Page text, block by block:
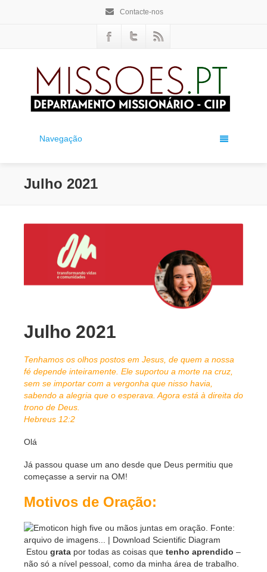
Contacte-nos
Navegação
Julho 2021
Julho 2021
Tenhamos os olhos postos em Jesus, de quem a nossa
fé depende inteiramente. Ele suportou a morte na cruz,
sem se importar com a vergonha que nisso havia,
sabendo a alegria que o esperava. Agora está à direita do
trono de Deus.
Hebreus 12:2
Olá
Já passou quase um ano desde que Deus permitiu que
começasse a servir na OM!
Motivos de Oração:
Estou grata por todas as coisas que tenho aprendido –
não só a nível pessoal, como da minha área de trabalho.